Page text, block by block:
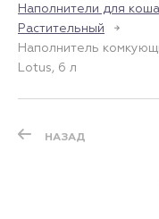
Наполнители для
Растительный
Наполнитель
Lotus, 6 л
НАЗАД